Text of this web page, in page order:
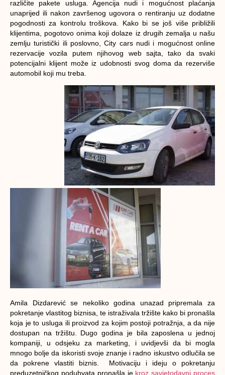
različite pakete usluga. Agencija nudi i mogućnost plaćanja
unaprijed ili nakon završenog ugovora o rentiranju uz dodatne
pogodnosti za kontrolu troškova. Kako bi se još više približili
klijentima, pogotovo onima koji dolaze iz drugih zemalja u našu
zemlju turistički ili poslovno, City cars nudi i mogućnost online
rezervacije vozila putem njihovog web sajta, tako da svaki
potencijalni klijent može iz udobnosti svog doma da rezerviše
automobil koji mu treba.
Amila Dizdarević se nekoliko godina unazad pripremala za
pokretanje vlastitog biznisa, te istraživala tržište kako bi pronašla
koja je to usluga ili proizvod za kojim postoji potražnja, a da nije
dostupan na tržištu. Dugo godina je bila zaposlena u jednoj
kompaniji, u odsjeku za marketing, i uvidjevši da bi mogla
mnogo bolje da iskoristi svoje znanje i radno iskustvo odlučila se
da pokrene vlastiti biznis. Motivaciju i ideju o pokretanju
preduzetničkog poduhvata pronašla je kroz savjetodavni proces